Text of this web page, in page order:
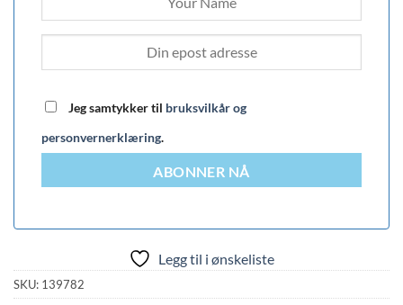
Jeg samtykker til bruksvilkår og
personvernerklæring.
ABONNER NÅ
Legg til i ønskeliste
SKU: 139782